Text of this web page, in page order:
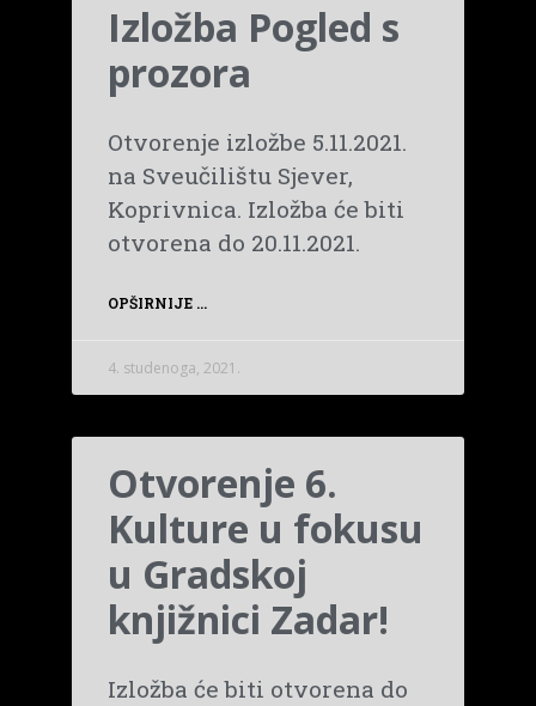
Izložba Pogled s
prozora
Otvorenje izložbe 5.11.2021.
na Sveučilištu Sjever,
Koprivnica. Izložba će biti
otvorena do 20.11.2021.
OPŠIRNIJE ...
4. studenoga, 2021.
Otvorenje 6.
Kulture u fokusu
u Gradskoj
knjižnici Zadar!
Izložba će biti otvorena do